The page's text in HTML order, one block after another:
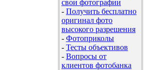
свои фотографии
- Получить бесплатно
оригинал фото
высокого разрешения
- Фотоприколы
- Тесты объективов
- Вопросы от
клиентов фотобанка